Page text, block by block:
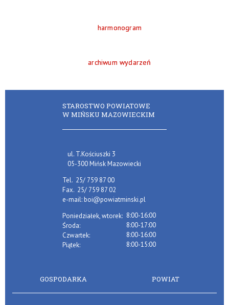
harmonogram
archiwum wydarzeń
STAROSTWO POWIATOWE
W MIŃSKU MAZOWIECKIM
ul. T.Kościuszki 3
05-300 Mińsk Mazowiecki
Tel. 25/ 759 87 00
Fax. 25/ 759 87 02
e-mail:boi@powiatminski.pl
Poniedziałek, wtorek: 8:00-16:00
Środa:
8:00-17:00
Czwartek:
8:00-16:00
Piątek:
8:00-15:00
GOSPODARKA POWIAT